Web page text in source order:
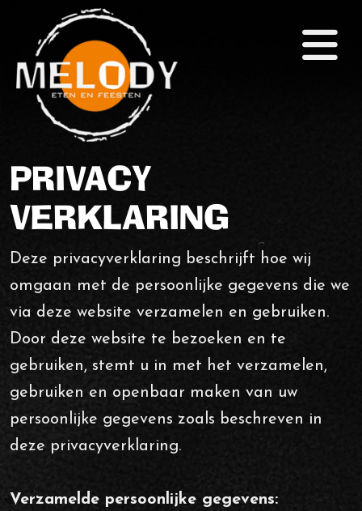
×
Home
(Eet)Café
Themafeesten
Arrangementen
Snackbar & Pizza
Agenda
Foto's
Contact
Tel.0591 - 625 111
PRIVACY
VERKLARING
Deze privacyverklaring beschrijft hoe wij
omgaan met de persoonlijke gegevens die we
via deze website verzamelen en gebruiken.
Door deze website te bezoeken en te
gebruiken, stemt u in met het verzamelen,
gebruiken en openbaar maken van uw
persoonlijke gegevens zoals beschreven in
deze privacyverklaring.
Verzamelde persoonlijke gegevens: